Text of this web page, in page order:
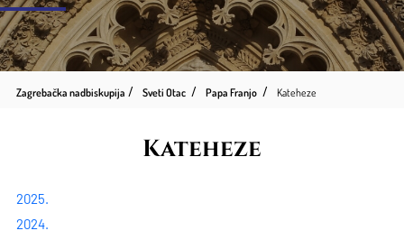
Zagrebačka nadbiskupija Sveti Otac Papa Franjo Kateheze
Kateheze
2025.
2024.